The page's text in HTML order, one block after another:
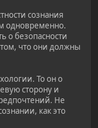
сознания
одновременно.
о безопасности
что они должны
То он о
сторону и
Не
как это